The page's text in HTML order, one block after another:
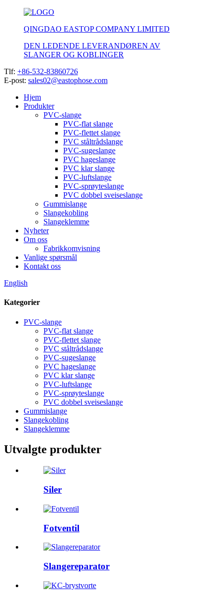
QINGDAO EASTOP COMPANY LIMITED
DEN LEDENDE LEVERANDØREN AV
SLANGER OG KOBLINGER
Tlf: +86-532-83860726
E-post: sales02@eastophose.com
Hjem
Produkter
PVC-slange
PVC-flat slange
PVC-flettet slange
PVC ståltrådslange
PVC-sugeslange
PVC hageslange
PVC klar slange
PVC-luftslange
PVC-sprøyteslange
PVC dobbel sveiseslange
Gummislange
Slangekobling
Slangeklemme
Nyheter
Om oss
Fabrikkomvisning
Vanlige spørsmål
Kontakt oss
English
Kategorier
PVC-slange
PVC-flat slange
PVC-flettet slange
PVC ståltrådslange
PVC-sugeslange
PVC hageslange
PVC klar slange
PVC-luftslange
PVC-sprøyteslange
PVC dobbel sveiseslange
Gummislange
Slangekobling
Slangeklemme
Utvalgte produkter
Siler
Fotventil
Slangereparator